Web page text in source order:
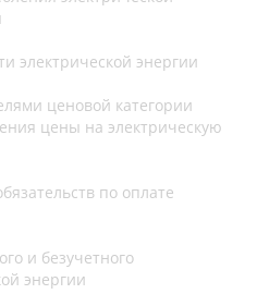
электрической энергии
ценовой категории
цены на электрическую
по оплате
и безучетного
энергии